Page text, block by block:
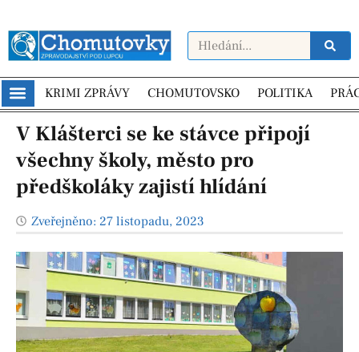
KRIMI ZPRÁVY CHOMUTOVSKO POLITIKA
V Klášterci se ke stávce připojí
všechny školy, město pro
předškoláky zajistí hlídání
Zveřejněno: 27 listopadu, 2023